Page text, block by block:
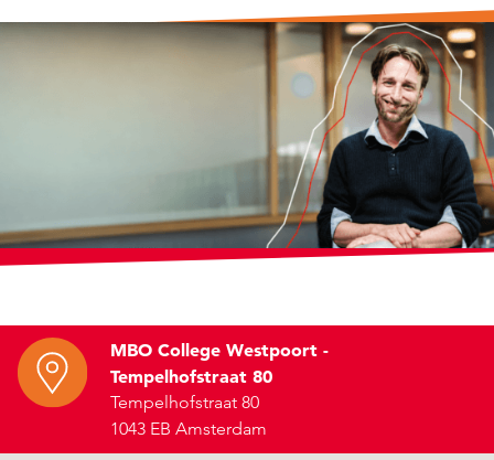
MBO College Westpoort -
Tempelhofstraat 80
Tempelhofstraat 80
1043 EB Amsterdam